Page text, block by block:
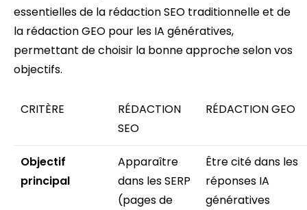
essentielles de la rédaction SEO traditionnelle et de
la rédaction GEO pour les IA génératives,
permettant de choisir la bonne approche selon vos
objectifs.
CRITÈRE
RÉDACTION
SEO
RÉDACTION GEO
Objectif
principal
Apparaître
dans les SERP
(pages de
Être cité dans les
réponses IA
génératives